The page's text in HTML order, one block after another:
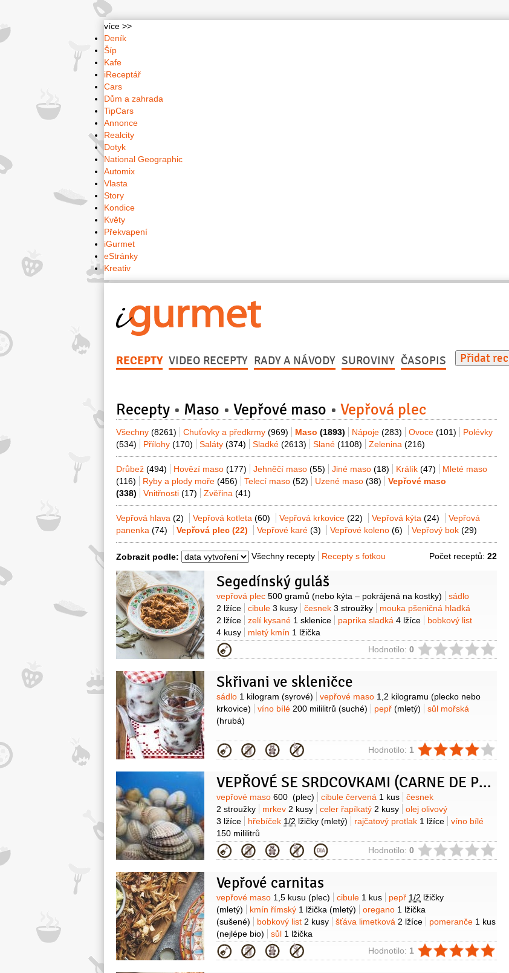
více >>
Deník
Šíp
Kafe
iReceptář
Cars
Dům a zahrada
TipCars
Annonce
Realcity
Dotyk
National Geographic
Automix
Vlasta
Story
Kondice
Květy
Překvapení
iGurmet
eStránky
Kreativ
RECEPTY VIDEO RECEPTY RADY A NÁVODY SUROVINY ČASOPIS Přidat
Recepty Maso Vepřové maso Vepřová plec
Všechny (8261) Chuťovky a předkrmy (969) Maso (1893) Nápoje (283) Ovoce (101)
Polévky
(534)
Přílohy (170) Saláty (374) Sladké (2613) Slané (1108) Zelenina (216)
Drůbež (494) Hovězí maso (177) Jehněčí maso (55) Jiné maso (18) Králík (47)
Mleté maso
(116)
Ryby a plody moře (456) Telecí maso (52) Uzené maso (38)
Vepřové maso
(338)
Vnitřnosti (17) Zvěřina (41)
Vepřová hlava (2) Vepřová kotleta (60) Vepřová krkovice (22) Vepřová kýta (24)
Vepřová
panenka (74) Vepřová plec (22) Vepřové karé (3) Vepřové koleno (6) Vepřový bok (29)
Zobrazit podle: Všechny recepty Recepty s fotkou Počet receptů: 22
Segedínský guláš
Suroviny
vepřová plec 500 gramů (nebo kýta – pokrájená na kostky)
sádlo
2 lžíce
cibule 3 kusy česnek 3 stroužky
mouka pšeničná hladká
2 lžíce
zelí kysané 1 sklenice paprika sladká 4 lžíce
bobkový list
4 kusy
mletý kmín 1 lžička
Kategorie Hodnotilo: 0
Skřivani ve skleničce
Suroviny
sádlo 1 kilogram (syrové) vepřové maso 1,2 kilogramu (plecko nebo
krkovice)
víno bílé 200 mililitrů (suché) pepř (mletý)
sůl mořská
(hrubá)
Kategorie Hodnotilo: 1
VEPŘOVÉ SE SRDCOVKAMI (CARNE DE PORCO À ALENTEJANA)
Suroviny
vepřové maso 600 (plec) cibule červená 1 kus
česnek
2 stroužky
mrkev 2 kusy celer řapíkatý 2 kusy
olej olivový
3 lžíce
hřebíček 1/2 lžičky (mletý) rajčatový protlak 1 lžíce
víno bílé
150 mililitrů
Kategorie Hodnotilo: 0
Vepřové carnitas
Suroviny
vepřové maso 1,5 kusu (plec) cibule 1 kus pepř 1/2 lžičky
(mletý)
kmín římský 1 lžička (mletý) oregano 1 lžička
(sušené)
bobkový list 2 kusy šťáva limetková 2 lžíce pomeranče 1 kus
(nejlépe bio)
sůl 1 lžička
Kategorie Hodnotilo: 1